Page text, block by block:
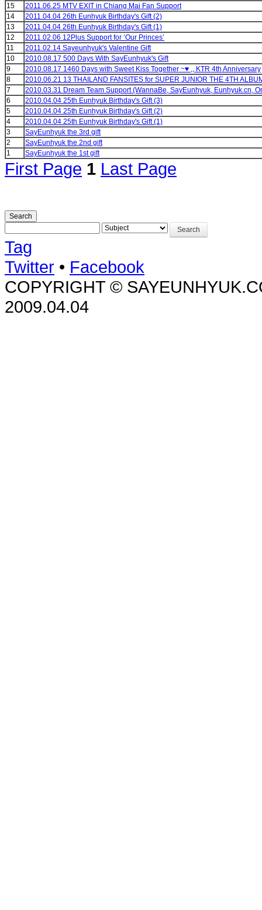
15
2011.06.25 MTV EXIT in Chiang Mai Fan Support
14
2011.04.04 26th Eunhyuk Birthday's Gift (2)
13
2011.04.04 26th Eunhyuk Birthday's Gift (1)
12
2011.02.06 12Plus Support for ‘Our Princes’
11
2011.02.14 Sayeunhyuk's Valentine Gift
10
2010.08.17 500 Days With SayEunhyuk's Gift
9
2010.08.17 1460 Days with Sweet Kiss Together ~♥ ,, KTR 4th Anniversary
8
2010.06.21 13 THAILAND FANSITES for SUPER JUNIOR THE 4TH
7
2010.03.31 Dream Team Support (WannaBe, SayEunhyuk, Eunhyuk.cn,
6
2010.04.04 25th Eunhyuk Birthday's Gift (3)
5
2010.04.04 25th Eunhyuk Birthday's Gift (2)
4
2010.04.04 25th Eunhyuk Birthday's Gift (1)
3
SayEunhyuk the 3rd gift
2
SayEunhyuk the 2nd gift
1
SayEunhyuk the 1st gift
First Page 1 Last Page
Search
Search
Tag
Twitter • Facebook
COPYRIGHT ©
2009.04.04